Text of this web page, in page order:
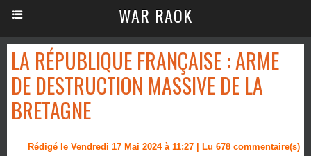
WAR RAOK
LA RÉPUBLIQUE FRANÇAISE : ARME
DE DESTRUCTION MASSIVE DE LA
BRETAGNE
Rédigé le Vendredi 17 Mai 2024 à 11:27 | Lu 678 commentaire(s)